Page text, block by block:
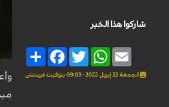
شاركوا هذا الخبر
Share
FacebookTwitter
WhatsAppEmail
الجمعة 22 إبريل 2022 - 09:03 بتوقيت غرينتش